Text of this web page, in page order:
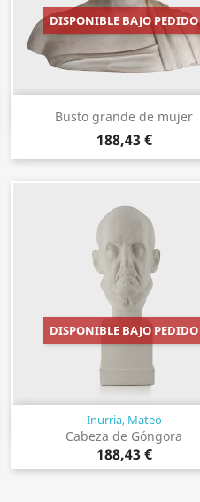
Busto grande de mujer
188,43 €
DISPONIBLE BAJO PEDIDO
Vista rápida
Inurria, Mateo
Cabeza de Góngora
188,43 €
DISPONIBLE BAJO PEDIDO
Vista rápida